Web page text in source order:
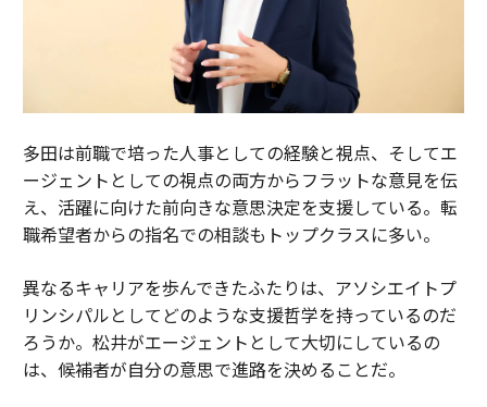
多田は前職で培った人事としての経験と視点、そしてエ
ージェントとしての視点の両方からフラットな意見を伝
え、活躍に向けた前向きな意思決定を支援している。転
職希望者からの指名での相談もトップクラスに多い。
異なるキャリアを歩んできたふたりは、アソシエイトプ
リンシパルとしてどのような支援哲学を持っているのだ
ろうか。松井がエージェントとして大切にしているの
は、候補者が自分の意思で進路を決めることだ。